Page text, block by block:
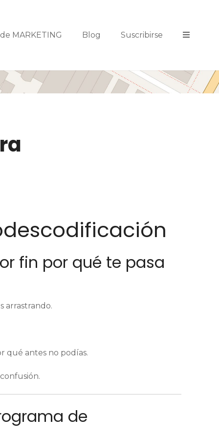
MARKETING Blog Suscribirse
fin por qué te pasa
arrastrando.
qué antes no podías.
de